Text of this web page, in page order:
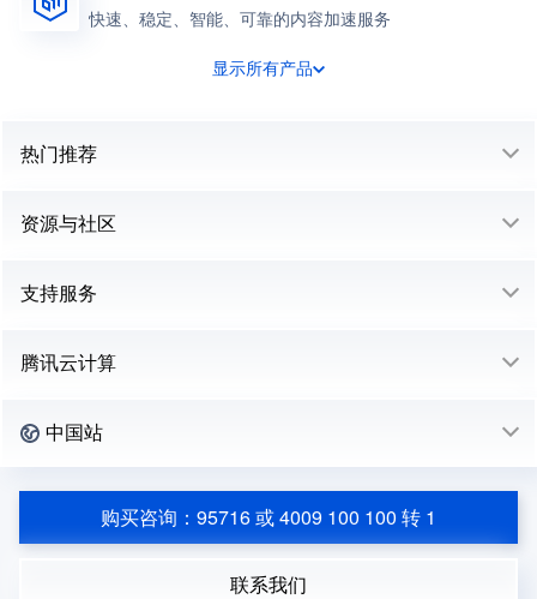
快速、稳定、智能、可靠的内容加速服务
显示所有产品
热门推荐
资源与社区
支持服务
腾讯云计算
中国站
购买咨询：95716 或 4009 100 100 转 1
联系我们